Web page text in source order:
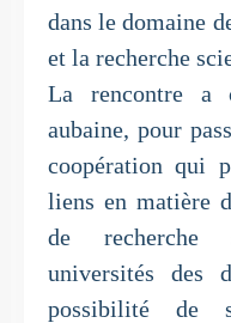
dans le domaine
et la recherche
La rencontre a
aubaine, pour
coopération qui
liens en matière
de recherche
universités des
possibilité de